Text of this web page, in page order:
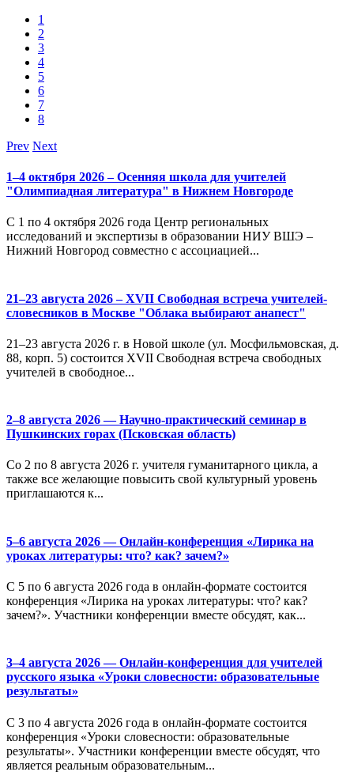
1
2
3
4
5
6
7
8
Prev Next
1–4 октября 2026 – Осенняя школа для учителей
"Олимпиадная литература" в Нижнем Новгороде
С 1 по 4 октября 2026 года Центр региональных
исследований и экспертизы в образовании НИУ ВШЭ –
Нижний Новгород совместно с ассоциацией...
21–23 августа 2026 – XVII Свободная встреча учителей-
словесников в Москве "Облака выбирают анапест"
21–23 августа 2026 г. в Новой школе (ул. Мосфильмовская, д.
88, корп. 5) состоится XVII Свободная встреча свободных
учителей в свободное...
2–8 августа 2026 — Научно-практический семинар в
Пушкинских горах (Псковская область)
Со 2 по 8 августа 2026 г. учителя гуманитарного цикла, а
также все желающие повысить свой культурный уровень
приглашаются к...
5–6 августа 2026 — Онлайн-конференция «Лирика на
уроках литературы: что? как? зачем?»
С 5 по 6 августа 2026 года в онлайн-формате состоится
конференция «Лирика на уроках литературы: что? как?
зачем?». Участники конференции вместе обсудят, как...
3–4 августа 2026 — Онлайн-конференция для учителей
русского языка «Уроки словесности: образовательные
результаты»
С 3 по 4 августа 2026 года в онлайн-формате состоится
конференция «Уроки словесности: образовательные
результаты». Участники конференции вместе обсудят, что
является реальным образовательным...